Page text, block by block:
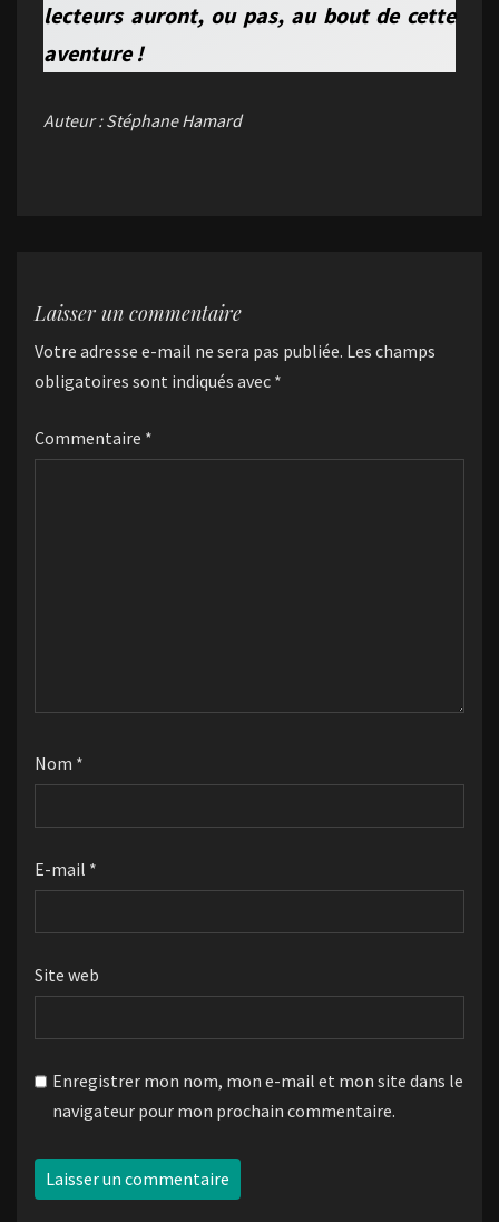
lecteurs auront, ou pas, au bout de cette
aventure !
Auteur : Stéphane Hamard
Laisser un commentaire
Votre adresse e-mail ne sera pas publiée. Les champs
obligatoires sont indiqués avec *
Commentaire *
Nom *
E-mail *
Site web
Enregistrer mon nom, mon e-mail et mon site dans le
navigateur pour mon prochain commentaire.